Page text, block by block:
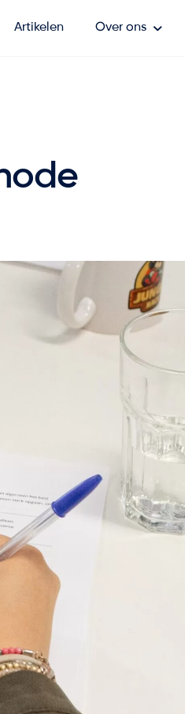
Artikelen Over ons